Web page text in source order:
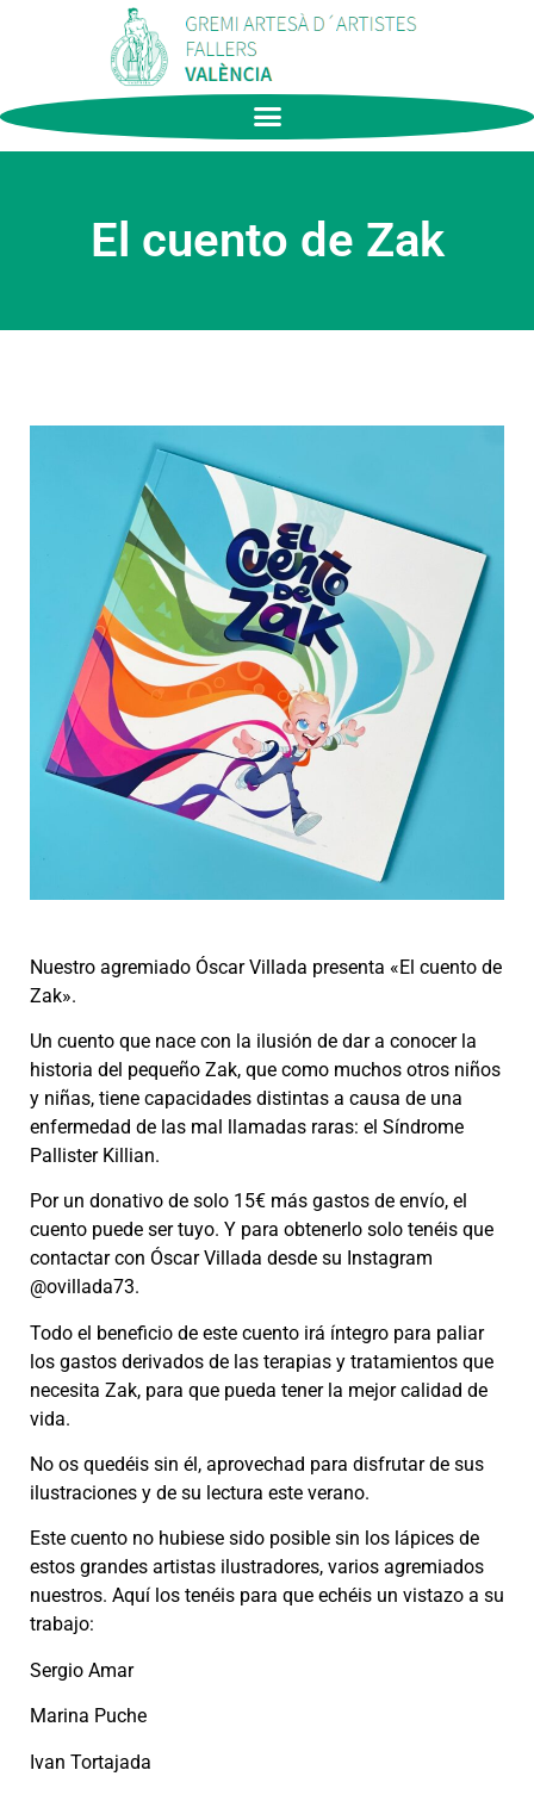
El cuento de Zak
Nuestro agremiado Óscar Villada presenta «El cuento de
Zak».
Un cuento que nace con la ilusión de dar a conocer la
historia del pequeño Zak, que como muchos otros niños
y niñas, tiene capacidades distintas a causa de una
enfermedad de las mal llamadas raras: el Síndrome
Pallister Killian.
Por un donativo de solo 15€ más gastos de envío, el
cuento puede ser tuyo. Y para obtenerlo solo tenéis que
contactar con Óscar Villada desde su Instagram
@ovillada73.
Todo el beneficio de este cuento irá íntegro para paliar
los gastos derivados de las terapias y tratamientos que
necesita Zak, para que pueda tener la mejor calidad de
vida.
No os quedéis sin él, aprovechad para disfrutar de sus
ilustraciones y de su lectura este verano.
Este cuento no hubiese sido posible sin los lápices de
estos grandes artistas ilustradores, varios agremiados
nuestros. Aquí los tenéis para que echéis un vistazo a su
trabajo:
Sergio Amar
Marina Puche
Ivan Tortajada